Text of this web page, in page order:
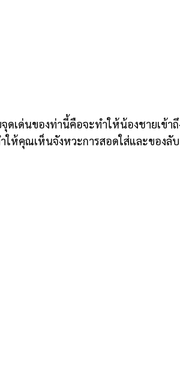
เด่นของท่านี้คือจะทำให้น้องชายเข้า
ห้คุณเห็นจังหวะการสอดใส่และของลับ